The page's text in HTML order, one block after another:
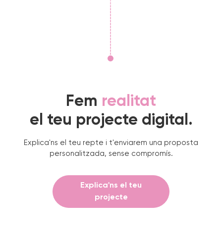
Fem realitat
el teu projecte digital.
Explica'ns el teu repte i t'enviarem una proposta
personalitzada, sense compromís.
Explica'ns el teu
projecte